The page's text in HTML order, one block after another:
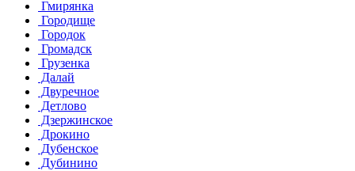
Гмирянка
Городище
Городок
Громадск
Грузенка
Далай
Двуречное
Детлово
Дзержинское
Дрокино
Дубенское
Дубинино